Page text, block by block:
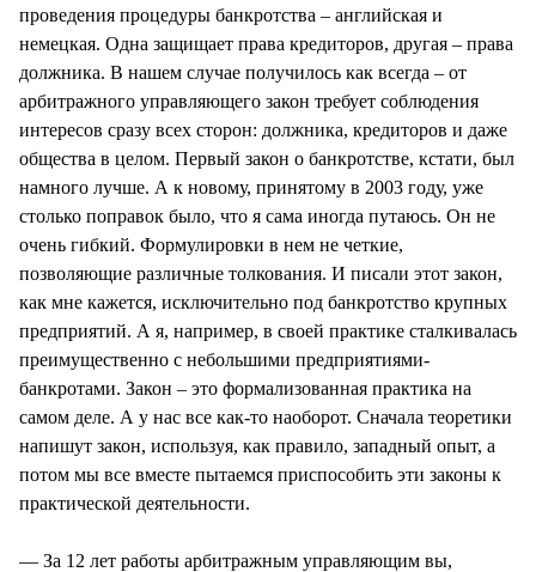
проведения процедуры банкротства – английская и
немецкая. Одна защищает права кредиторов, другая – права
должника. В нашем случае получилось как всегда – от
арбитражного управляющего закон требует соблюдения
интересов сразу всех сторон: должника, кредиторов и даже
общества в целом. Первый закон о банкротстве, кстати, был
намного лучше. А к новому, принятому в 2003 году, уже
столько поправок было, что я сама иногда путаюсь. Он не
очень гибкий. Формулировки в нем не четкие,
позволяющие различные толкования. И писали этот закон,
как мне кажется, исключительно под банкротство крупных
предприятий. А я, например, в своей практике сталкивалась
преимущественно с небольшими предприятиями-
банкротами. Закон – это формализованная практика на
самом деле. А у нас все как-то наоборот. Сначала теоретики
напишут закон, используя, как правило, западный опыт, а
потом мы все вместе пытаемся приспособить эти законы к
практической деятельности.
— За 12 лет работы арбитражным управляющим вы,